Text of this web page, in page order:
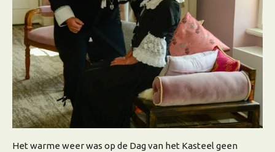
Het warme weer was op de Dag van het Kasteel geen